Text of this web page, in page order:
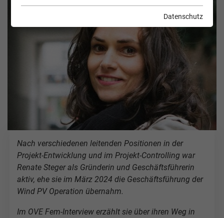
Nach verschiedenen leitenden Positionen in der
Projekt-Entwicklung und im Projekt-Controlling war
Renate Steger als Gründerin und Geschäftsführerin
aktiv, ehe sie im März 2024 die Geschäftsführung der
Wind PV Operation übernahm.
Im OVE Fem-Interview erzählt sie über ihren Weg in
Datenschutz